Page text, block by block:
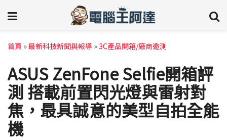
首頁 »最新科技新聞與報導 »3C產品開箱/廠商邀測
ASUS ZenFone Selfie開箱評
測 搭載前置閃光燈與雷射對
焦，最具誠意的美型自拍全能
機